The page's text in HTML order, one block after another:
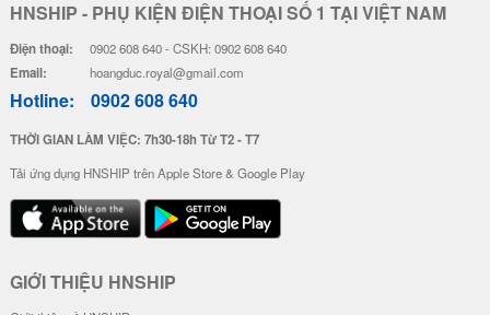
atrick
32.000 đ
Đơn giá
Số lượng
28.000 đ
5-19
26.000 đ
20-49
24.000 đ
50-100
hin Chan
32.000 đ
24.000 đ